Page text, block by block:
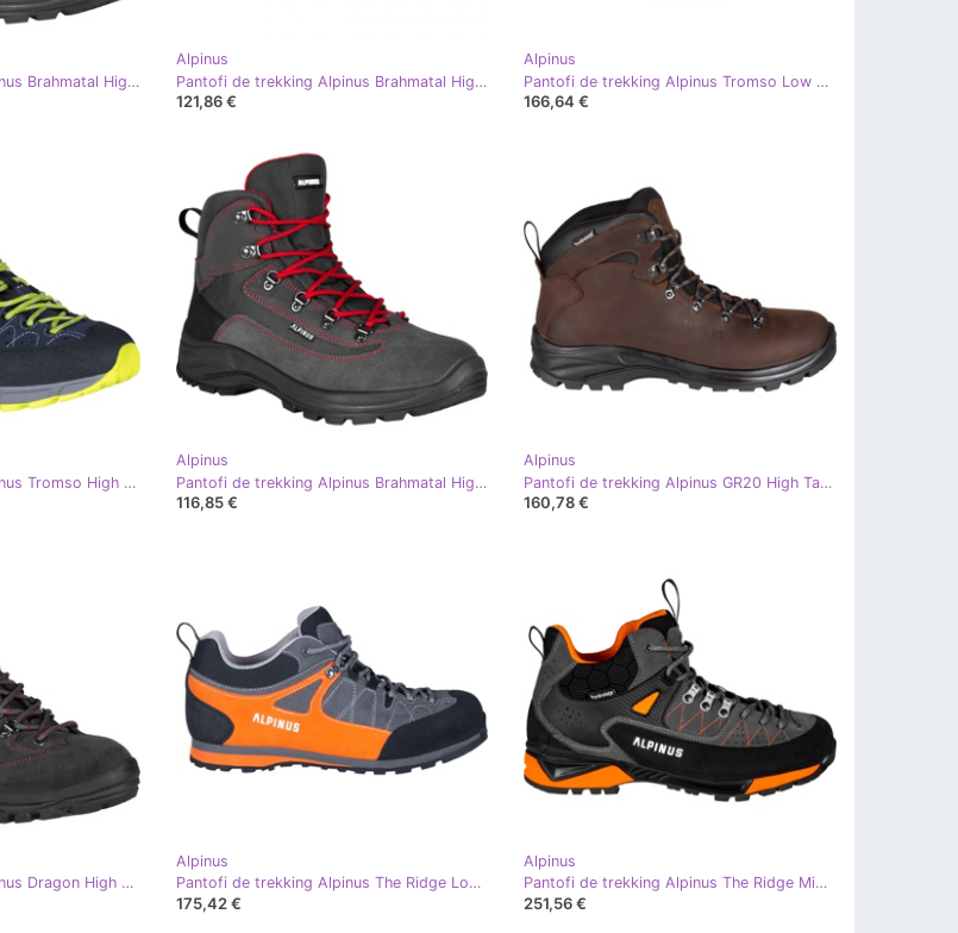
Pantofi de trekking Alpinus Brahmatal High Active GR43321 roşu gri
Alpinus
Pantofi de trekking Alpinus Brahmatal High Active GR43321 gri
121,86 €
Alpinus
Pantofi de trekking Alpinus Tromso Low Tactical negru-gri GR43339
166,64 €
Pantofi de trekking Alpinus Tromso High Tactical bleumarin GR43332 negru albastru marin
Alpinus
Pantofi de trekking Alpinus Brahmatal High Active grafit-roșu GR43321 multicolor
116,85 €
Alpinus
Pantofi de trekking Alpinus GR20 High Tactical maro GR43315
160,78 €
Pantofi de trekking Alpinus Dragon High Tactical grafit-roșu GR43305 roşu multicolor
Alpinus
Pantofi de trekking Alpinus The Ridge Low Pro antracit-portocaliu GR43298 negru portocale gri
175,42 €
Alpinus
Pantofi de trekking Alpinus The Ridge Mid Pro antracit-portocaliu GR43288 portocale gri
251,56 €